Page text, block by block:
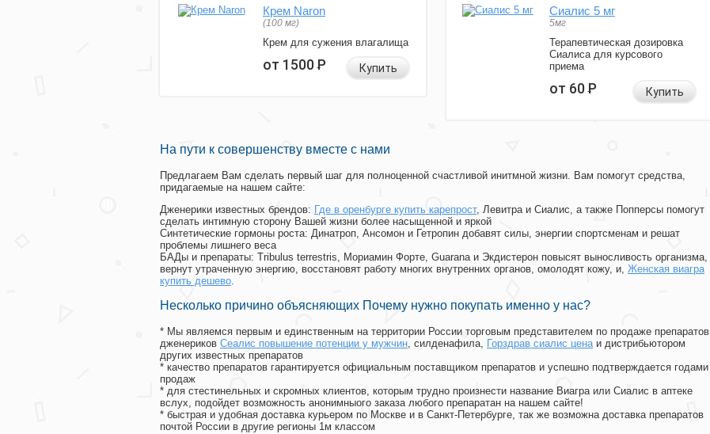
Крем Naron
(100 мг)
Крем для сужения влагалища
от 1500Р Купить
Сиалис 5 мг
5мг
Терапевтическая дозировка
Сиалиса для курсового
приема
от 60Р Купить
На пути к совершенству вместе с нами
Предлагаем Вам сделать первый шаг для полноценной счастливой инитмной жизни. Вам помогут средства,
придагаемые на нашем сайте:
Дженерики известных брендов: Где в оренбурге купить карепрост, Левитра и Сиалис, а также Попперсы помогут
сделать интимную сторону Вашей жизни более насыщенной и яркой
Синтетические гормоны роста: Динатроп, Ансомон и Гетропин добавят силы, энергии спортсменам и решат
проблемы лишнего веса
БАДы и препараты: Tribulus terrestris, Мориамин Форте, Guarana и Экдистерон повысят выносливость организма,
вернут утраченную энергию, восстановят работу многих внутренних органов, омолодят кожу, и, Женская виагра
купить дешево.
Несколько причино объясняющих Почему нужно покупать именно у нас?
* Мы являемся первым и единственным на территории России торговым представителем по продаже препаратов
дженериков Сеалис повышение потенции у мужчин, силденафила, Горздрав сиалис ценаи дистрибьютором
других известных препаратов
* качество препаратов гарантируется официальным поставщиком препаратов и успешно подтверждается годами
продаж
* для стестинельных и скромных клиентов, которым трудно произнести название Виагра или Сиалис в аптеке
вслух, подойдет возможность анонимныого заказа любого препаратан на нашем сайте!
* быстрая и удобная доставка курьером по Москве и в Санкт-Петербурге, так же возможна доставка препаратов
почтой России в другие регионы 1м классом